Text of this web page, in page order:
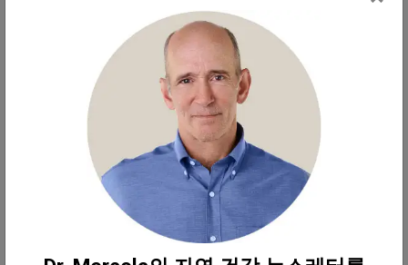
할 피해야
양의
식
이로운 선택안
라씨
소에서
발효
우유
케피어 ) 및 낫
절대적으로
필요로
하지
제를 피해보세요
생제를 사용한
에는
발효
혹은 유산균
등으로
장내 유익균